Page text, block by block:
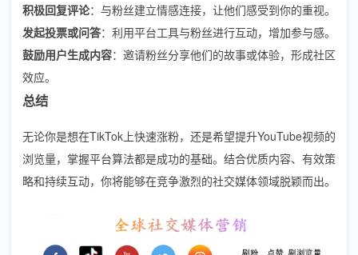
积极回复评论：与粉丝建立情感连接，让他们感受到你的重视。
发起投票或问答：利用平台工具与粉丝进行互动，增加参与感。
鼓励用户生成内容：邀请粉丝分享他们的故事或体验，形成社区
效应。
总结
无论你是想在TikTok上快速涨粉，还是希望提升YouTube视频的
浏览量，掌握平台算法都是成功的基础。结合优质内容、有效策
略和持续互动，你将能够在竞争激烈的社交媒体领域脱颖而出。